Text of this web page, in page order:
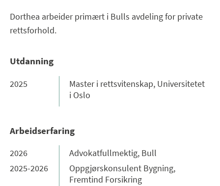
Dorthea arbeider primært i Bulls avdeling for private
rettsforhold.
Utdanning
2025
Master i rettsvitenskap, Universitetet
i Oslo
Arbeidserfaring
2026
Advokatfullmektig, Bull
2025-2026
Oppgjørskonsulent Bygning,
Fremtind Forsikring